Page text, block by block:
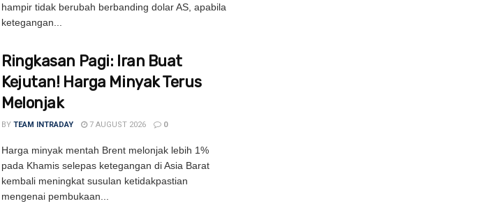
hampir tidak berubah berbanding dolar AS, apabila
ketegangan...
Ringkasan Pagi: Iran Buat
Kejutan! Harga Minyak Terus
Melonjak
BY TEAM INTRADAY 7 AUGUST 2026 0
Harga minyak mentah Brent melonjak lebih 1%
pada Khamis selepas ketegangan di Asia Barat
kembali meningkat susulan ketidakpastian
mengenai pembukaan...